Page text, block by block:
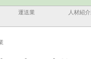
運送業 人材紹